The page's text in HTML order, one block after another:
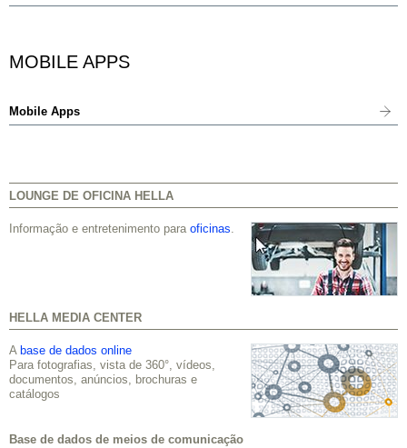
MOBILE APPS
Mobile Apps
LOUNGE DE OFICINA HELLA
Informação e entretenimento para oficinas.
HELLA MEDIA CENTER
A base de dados online
Para fotografias, vista de 360°, vídeos,
documentos, anúncios, brochuras e
catálogos
Base de dados de meios de comunicação